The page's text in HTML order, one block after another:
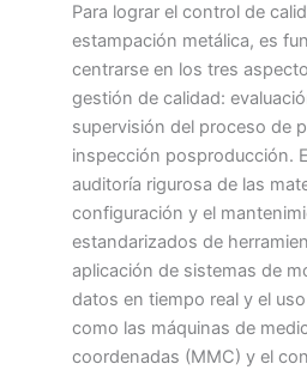
Para lograr el control de
estampación metálica, es
centrarse en los tres
gestión de calidad:
supervisión del proceso de
inspección posproducción.
auditoría rigurosa de las
configuración y el
estandarizados de
aplicación de sistemas de
datos en tiempo real y el
como las máquinas de
coordenadas (MMC) y el